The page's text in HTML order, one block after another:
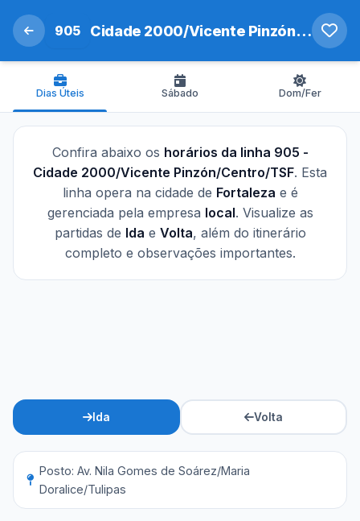
905 Cidade 2000/Vicente Pinzón/Centro/TSF
Dias Úteis Sábado Dom/Fer
Confira abaixo os horários da linha 905 -
Cidade 2000/Vicente Pinzón/Centro/TSF. Esta
linha opera na cidade de Fortaleza e é
gerenciada pela empresa local. Visualize as
partidas de Ida e Volta, além do itinerário
completo e observações importantes.
Ida Volta
Posto: Av. Nila Gomes de Soárez/Maria
Doralice/Tulipas